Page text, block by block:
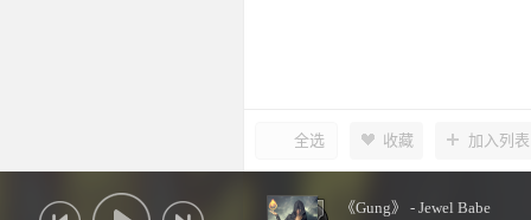
全选 收藏 加入列表
《Gung》 - Jewel Babe